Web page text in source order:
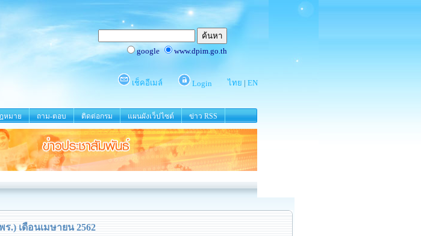
หมาย ถาม-ตอบ ติดต่อกรม แผนผังเว็ปไซต์ ข่าว RSS
เดือนเมษายน 2562